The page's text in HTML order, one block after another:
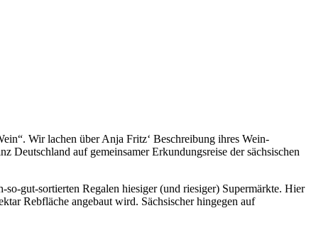
Wir lachen über Anja Fritz‘ Beschreibung ihres Wein-
Deutschland auf gemeinsamer Erkundungsreise der sächsischen
gut-sortierten Regalen hiesiger (und riesiger) Supermärkte. Hier
Rebfläche angebaut wird. Sächsischer hingegen auf